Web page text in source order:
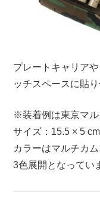
プレートキャリア
ッチスペースに貼
※装着例は東京マル
サイズ：15.5 × 5 cm
カラーはマルチカ
3色展開となってい